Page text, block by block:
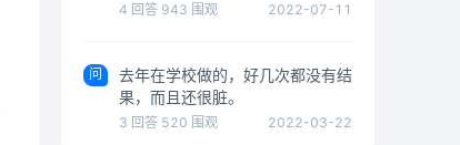
4 回答 943 围观 2022-07-11
问
去年在学校做的，好几次都没有结
果，而且还很脏。
3 回答 520 围观 2022-03-22